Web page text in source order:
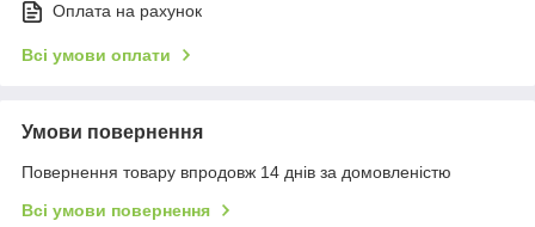
Оплата на рахунок
Всі умови оплати
Умови повернення
Повернення товару впродовж 14 днів за домовленістю
Всі умови повернення